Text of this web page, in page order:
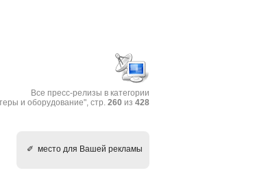
Все пресс-релизы в категории
и оборудование", стр. 260 из 428
✐ место для Вашей рекламы